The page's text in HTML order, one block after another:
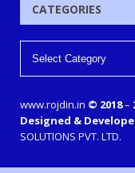
CATEGORIES
www.rojdin.in © 2018–
Designed &
SOLUTIONS PVT. LTD.